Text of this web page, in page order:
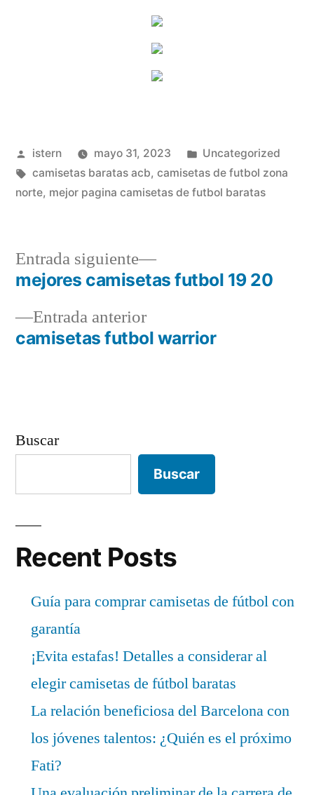
Publicado
por
istern mayo 31, 2023
Publicado
en
Uncategorized
Etiquetas:
camisetas baratas acb, camisetas de futbol zona
norte, mejor pagina camisetas de futbol baratas
Navegación
deEntrada anteriorEntrada
anterior:
camisetas futbol warrior
Entrada siguiente
Entrada
siguiente:
mejores camisetas futbol 19 20
Buscar
Buscar
Recent Posts
Guía para comprar camisetas de fútbol con
garantía
¡Evita estafas! Detalles a considerar al
elegir camisetas de fútbol baratas
La relación beneficiosa del Barcelona con
los jóvenes talentos: ¿Quién es el próximo
Fati?